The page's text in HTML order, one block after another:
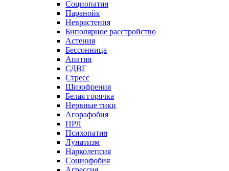
Социопатия
Паранойя
Неврастения
Биполярное расстройство
Астения
Бессонница
Апатия
СДВГ
Стресс
Шизофрения
Белая горячка
Нервные тики
Агорафобия
ПРЛ
Психопатия
Лунатизм
Нарколепсия
Социофобия